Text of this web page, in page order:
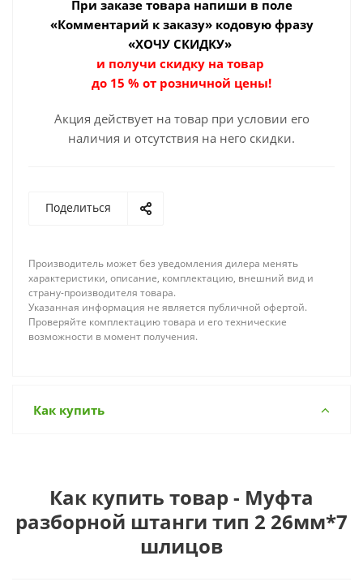
При заказе товара напиши в поле
«Комментарий к заказу» кодовую фразу
«ХОЧУ СКИДКУ»
и получи скидку на товар
до 15 % от розничной цены!
Акция действует на товар при условии его
наличия и отсутствия на него скидки.
Поделиться
Производитель может без уведомления дилера менять
характеристики, описание, комплектацию, внешний вид и
страну-производителя товара.
Указанная информация не является публичной офертой.
Проверяйте комплектацию товара и его технические
возможности в момент получения.
Как купить
Как купить товар - Муфта
разборной штанги тип 2 26мм*7
шлицов